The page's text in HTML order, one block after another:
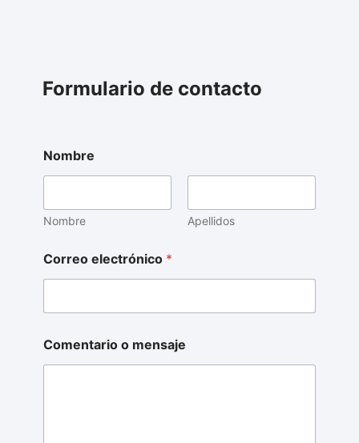
Formulario de contacto
Nombre
Nombre Apellidos
Correo electrónico *
Comentario o mensaje